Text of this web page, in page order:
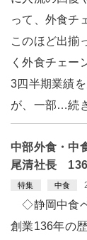
って、外食チ
このほど出揃
く外食チェー
3四半期業績
が、一部…続
中部外食・中
尾清社長 136
特集 中食
◇静岡中食
創業136年の